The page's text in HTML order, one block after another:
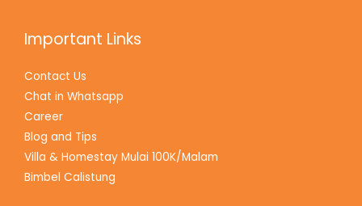
Important Links
Contact Us
Chat in Whatsapp
Career
Blog and Tips
Villa & Homestay Mulai 100K/Malam
Bimbel Calistung